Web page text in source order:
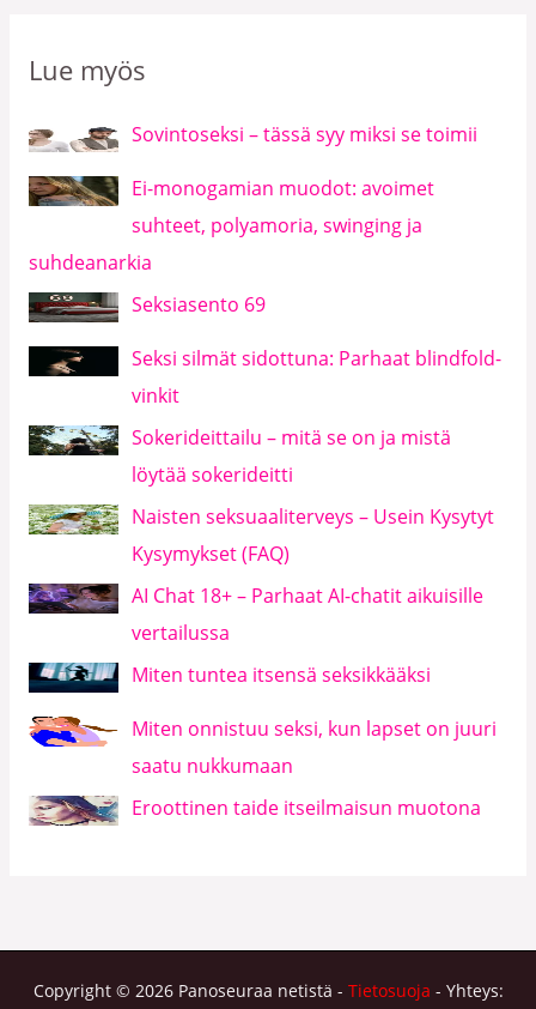
Lue myös
Sovintoseksi – tässä syy miksi se toimii
Ei-monogamian muodot: avoimet
suhteet, polyamoria, swinging ja
suhdeanarkia
Seksiasento 69
Seksi silmät sidottuna: Parhaat blindfold-
vinkit
Sokerideittailu – mitä se on ja mistä
löytää sokerideitti
Naisten seksuaaliterveys – Usein Kysytyt
Kysymykset (FAQ)
AI Chat 18+ – Parhaat AI-chatit aikuisille
vertailussa
Miten tuntea itsensä seksikkääksi
Miten onnistuu seksi, kun lapset on juuri
saatu nukkumaan
Eroottinen taide itseilmaisun muotona
Copyright © 2026 Panoseuraa netistä - Tietosuoja - Yhteys: